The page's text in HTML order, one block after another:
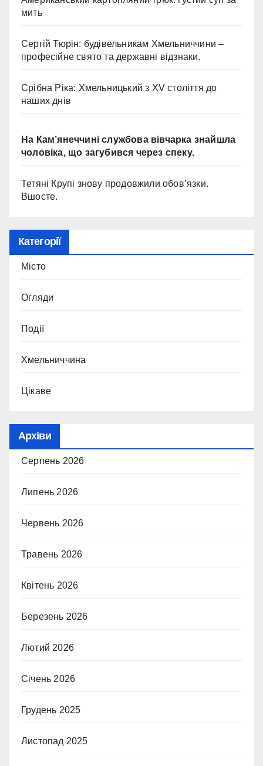
мить
Сергій Тюрін: будівельникам Хмельниччини –
професійне свято та державні відзнаки.
Срібна Ріка: Хмельницький з XV століття до
наших днів
На Кам’янеччині службова вівчарка знайшла
чоловіка, що загубився через спеку.
Тетяні Крупі знову продовжили обов’язки.
Вшосте.
Категорії
Місто
Огляди
Події
Хмельниччина
Цікаве
Архіви
Серпень 2026
Липень 2026
Червень 2026
Травень 2026
Квітень 2026
Березень 2026
Лютий 2026
Січень 2026
Грудень 2025
Листопад 2025